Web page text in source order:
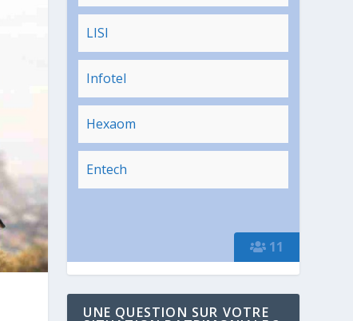
11
LISI
Infotel
Hexaom
Entech
UNE QUESTION SUR VOTRE